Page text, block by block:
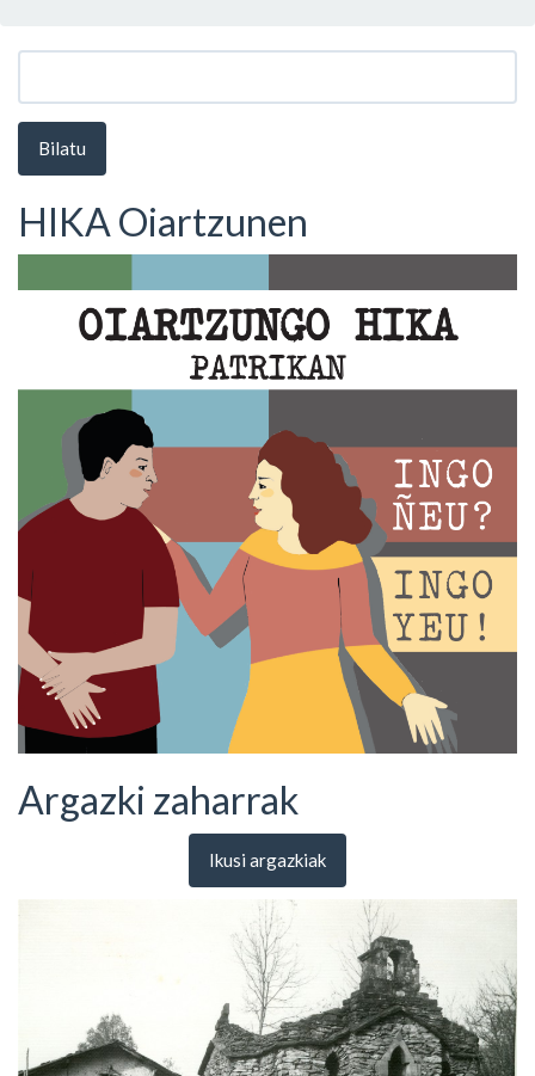
Bilatu
HIKA Oiartzunen
Argazki zaharrak
Ikusi argazkiak